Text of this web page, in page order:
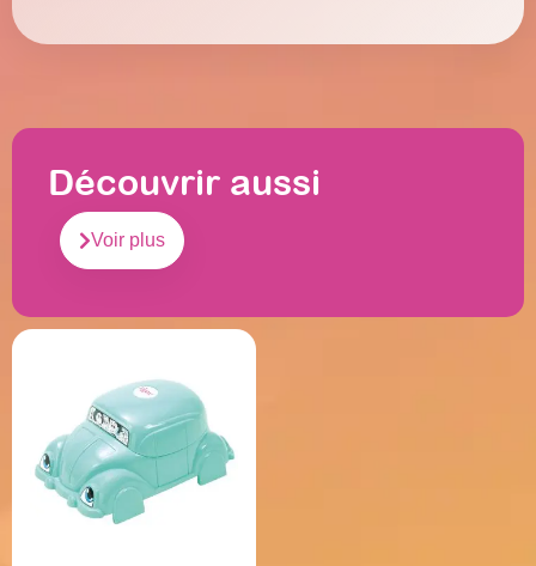
Découvrir aussi
Voir plus